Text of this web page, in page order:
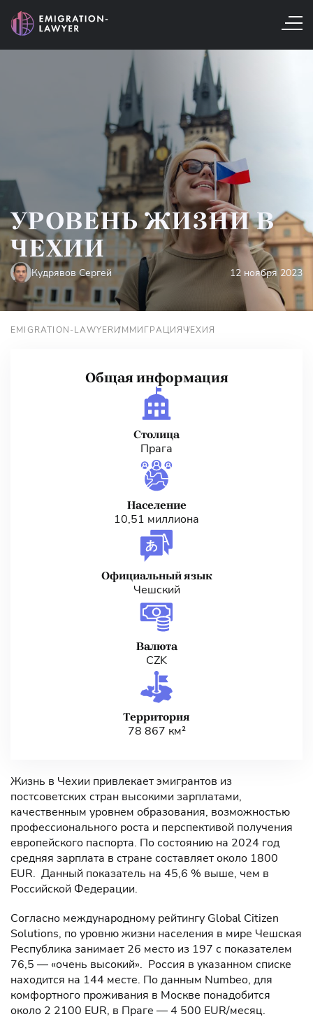
УРОВЕНЬ ЖИЗНИ В
ЧЕХИИ
Кудрявов Сергей 12 ноября 2023
EMIGRATION-LAWYERИММИГРАЦИЯЧЕХИЯ
Общая информация
Столица
Прага
Население
10,51 миллиона
Официальный язык
Чешский
Валюта
CZK
Территория
78 867 км²
Жизнь в Чехии привлекает эмигрантов из
постсоветских стран высокими зарплатами,
качественным уровнем образования, возможностью
профессионального роста и перспективой получения
европейского паспорта. По состоянию на 2024 год
средняя зарплата в стране составляет около 1800
EUR. Данный показатель на 45,6 % выше, чем в
Российской Федерации.
Согласно международному рейтингу Global Citizen
Solutions, по уровню жизни населения в мире Чешская
Республика занимает 26 место из 197 с показателем
76,5 — «очень высокий». Россия в указанном списке
находится на 144 месте. По данным Numbeo, для
комфортного проживания в Москве понадобится
около 2 2100 EUR, в Праге — 4 500 EUR/месяц.